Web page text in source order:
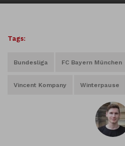
Tags:
Bundesliga FC Bayern München
Vincent Kompany Winterpause